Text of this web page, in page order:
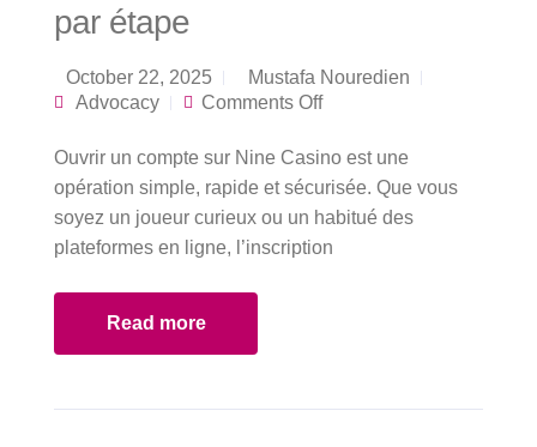
par étape
October 22, 2025
Mustafa Nouredien
Advocacy
Comments Offon Créer un compte
étape
Ouvrir un compte sur Nine Casino est une
opération simple, rapide et sécurisée. Que vous
soyez un joueur curieux ou un habitué des
plateformes en ligne, l’inscription
Read more